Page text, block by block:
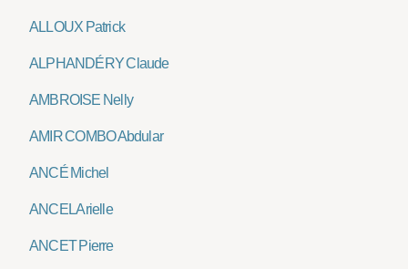
ALLOUX Patrick
ALPHANDÉRY Claude
AMBROISE Nelly
AMIR COMBO Abdular
ANCÉ Michel
ANCEL Arielle
ANCET Pierre